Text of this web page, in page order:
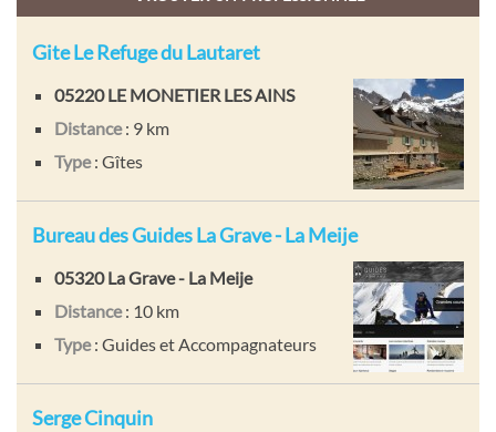
Gite Le Refuge du Lautaret
05220 LE MONETIER LES AINS
Distance: 9 km
Type: Gîtes
Bureau des Guides La Grave - La Meije
05320 La Grave - La Meije
Distance: 10 km
Type: Guides et Accompagnateurs
Serge Cinquin